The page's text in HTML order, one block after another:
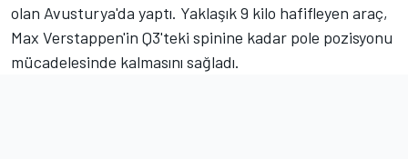
olan Avusturya'da yaptı. Yaklaşık 9 kilo hafifleyen araç,
Max Verstappen'in Q3'teki spinine kadar pole pozisyonu
mücadelesinde kalmasını sağladı.